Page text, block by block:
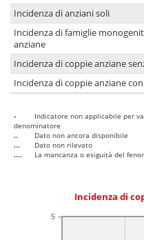
Incidenza di anziani soli
Incidenza di famiglie
anziane
Incidenza di coppie anziane
Incidenza di coppie anziane
-
Indicatore non applicabile per
denominatore
..
Dato non ancora disponibile
...
Dato non rilevato
....
La mancanza o esiguità del
Incidenza di
5